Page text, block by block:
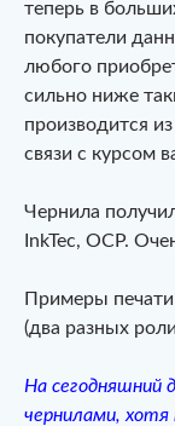
теперь в
покупатели
любого
сильно ниже
производится
связи с курсом
Чернила
InkTec, OCP.
Примеры
(два разных
На сегодняшний
чернилами,